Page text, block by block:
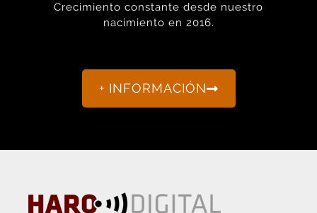
Crecimiento constante desde nuestro
nacimiento en 2016.
+ INFORMACIÓN